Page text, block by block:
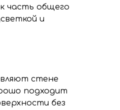
часть общего
и
стене
подходит
без